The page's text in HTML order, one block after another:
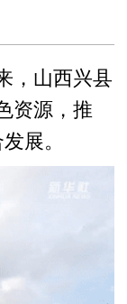
山西兴县
资源，推
展。